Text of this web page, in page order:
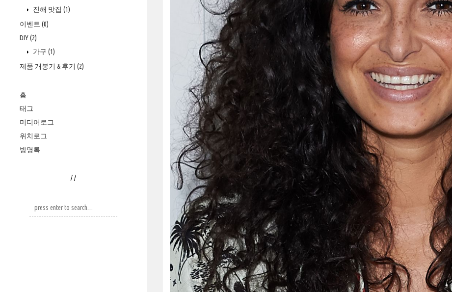
진해 맛집 (1)
이벤트 (0)
DIY(2)
가구 (1)
제품 개봉기 & 후기 (2)
홈
태그
미디어로그
위치로그
방명록
/ /